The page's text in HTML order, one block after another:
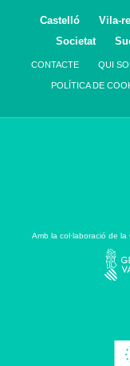
Castelló Vila-
Societat
CONTACTE QUI
POLÍTICA DE
Amb la col·laboració de